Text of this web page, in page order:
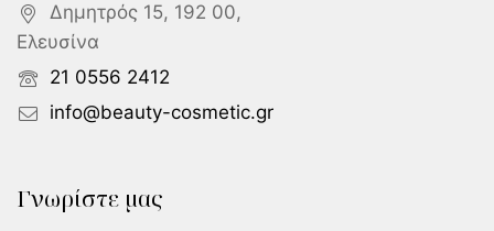
Δημητρός 15, 192 00,
Ελευσίνα
21 0556 2412
info@beauty-cosmetic.gr
Γνωρίστε μας